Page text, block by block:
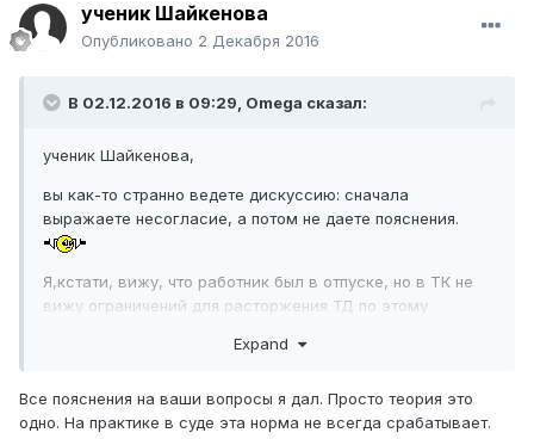
ученик Шайкенова
Опубликовано 2 Декабря 2016
В 02.12.2016 в 09:29, Omega сказал:
ученик Шайкенова,
вы как-то странно ведете дискуссию: сначала
выражаете несогласие, а потом не даете пояснения.
Я,кстати, вижу, что работник был в отпуске, но в ТК не
вижу ограничений для расторжения ТД по этому
такой случай... или даже совсем не такой.
Expand
Все пояснения на ваши вопросы я дал. Просто теория это
одно. На практике в суде эта норма не всегда срабатывает.